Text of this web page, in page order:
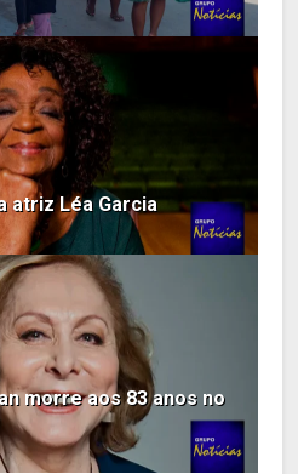
atriz Léa Garcia
morre aos 83 anos no